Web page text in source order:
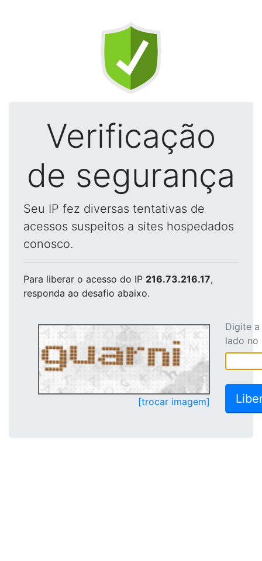
Verificação
de segurança
Seu IP fez diversas tentativas de
acessos suspeitos a sites hospedados
conosco.
Para liberar o acesso do IP 216.73.216.17,
responda ao desafio abaixo.
[trocar imagem]
Digite
lado no